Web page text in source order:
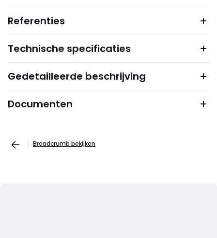
Referenties
Technische specificaties
Gedetailleerde beschrijving
Documenten
Breadcrumb bekijken